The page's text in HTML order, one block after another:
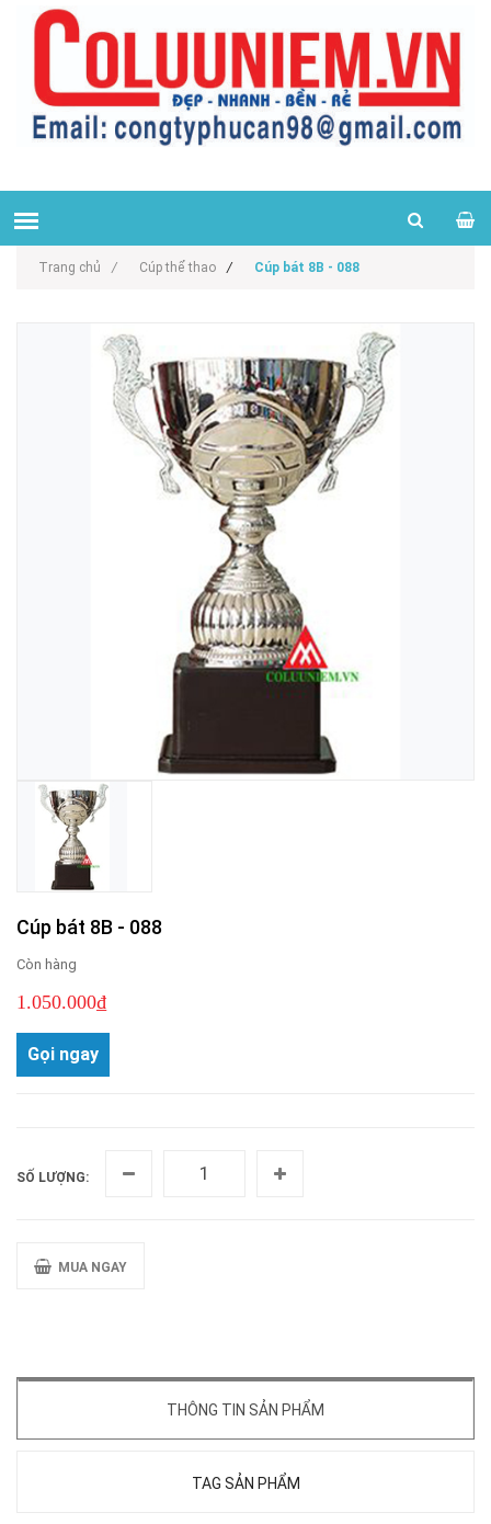
Trang chủ / Cúp thể thao / Cúp bát 8B - 088
Cúp bát 8B - 088
Còn hàng
1.050.000₫
Gọi ngay
SỐ LƯỢNG:
MUA NGAY
THÔNG TIN SẢN PHẨM
TAG SẢN PHẨM